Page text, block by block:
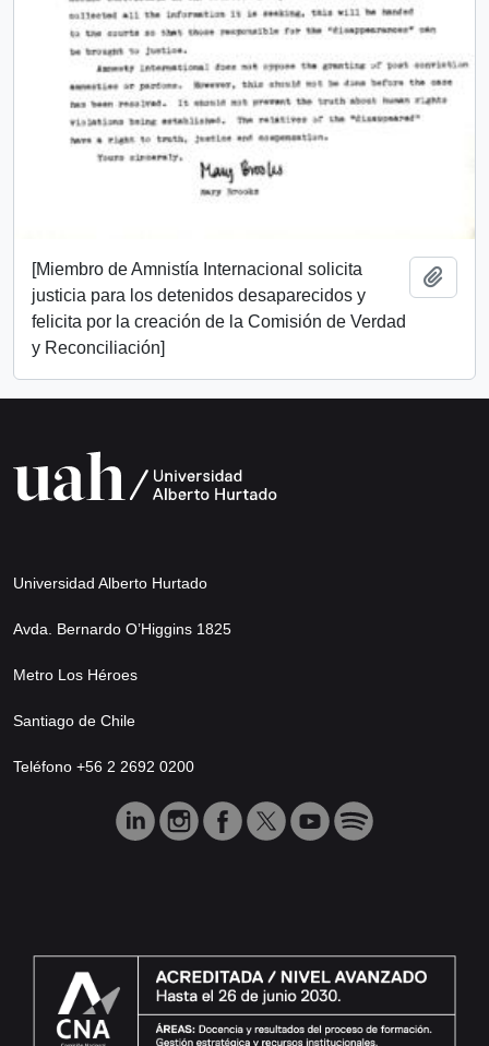
[Miembro de Amnistía Internacional solicita
justicia para los detenidos desaparecidos y
felicita por la creación de la Comisión de Verdad
y Reconciliación]
Universidad Alberto Hurtado
Avda. Bernardo O’Higgins 1825
Metro Los Héroes
Santiago de Chile
Teléfono +56 2 2692 0200